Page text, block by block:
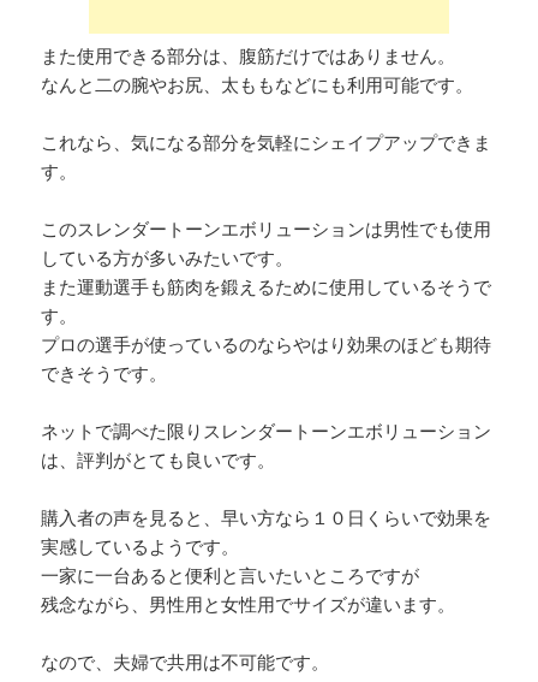
また使用できる部分は、腹筋だけではありません。
なんと二の腕やお尻、太ももなどにも利用可能です。
これなら、気になる部分を気軽にシェイプアップできま
す。
このスレンダートーンエボリューションは男性でも使用
している方が多いみたいです。
また運動選手も筋肉を鍛えるために使用しているそうで
す。
プロの選手が使っているのならやはり効果のほども期待
できそうです。
ネットで調べた限りスレンダートーンエボリューション
は、評判がとても良いです。
購入者の声を見ると、早い方なら１０日くらいで効果を
実感しているようです。
一家に一台あると便利と言いたいところですが
残念ながら、男性用と女性用でサイズが違います。
なので、夫婦で共用は不可能です。